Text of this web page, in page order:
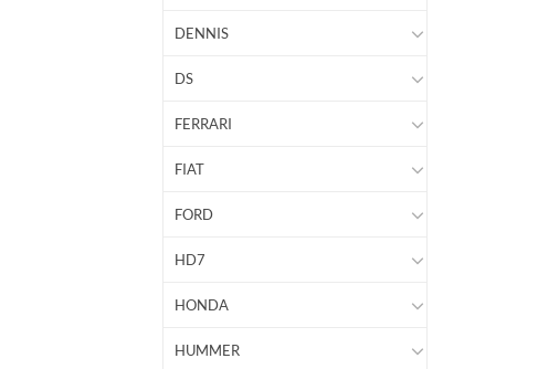
DENNIS
DS
FERRARI
FIAT
FORD
HD7
HONDA
HUMMER